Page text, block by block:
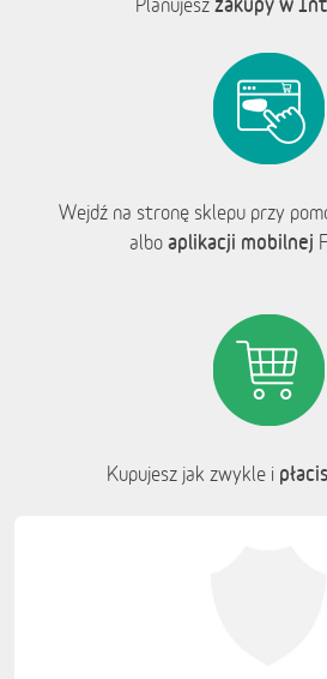
Planujesz
Wejdź na stronę sklepu przy
albo aplikacji mobilnej
Kupujesz jak zwykle i